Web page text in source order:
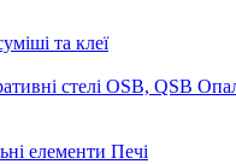
та клеї
стелі OSB, QSB
елементи Печі